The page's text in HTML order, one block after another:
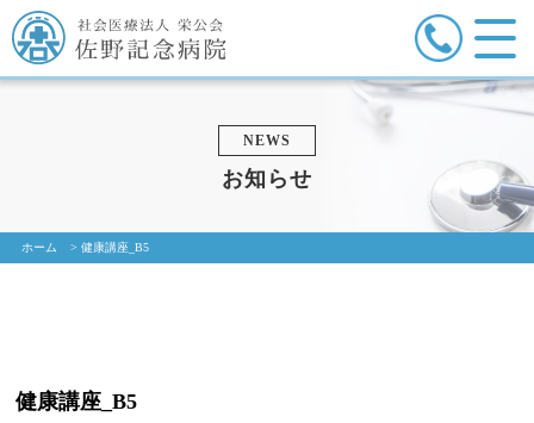
NEWS
お知らせ
ホーム >健康講座_B5
健康講座_B5